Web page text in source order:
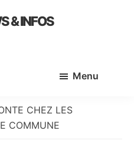
& INFOS
Menu
CHEZ LES
COMMUNE